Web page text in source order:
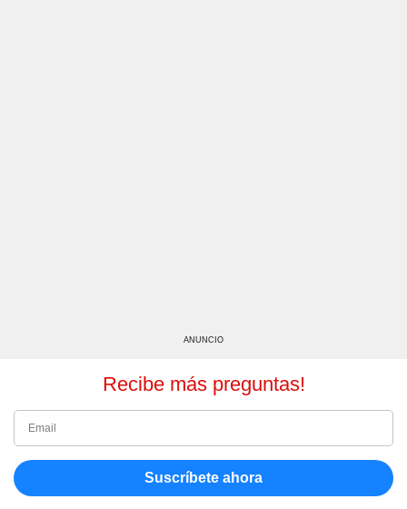
ANUNCIO
Recibe más preguntas!
Suscríbete ahora